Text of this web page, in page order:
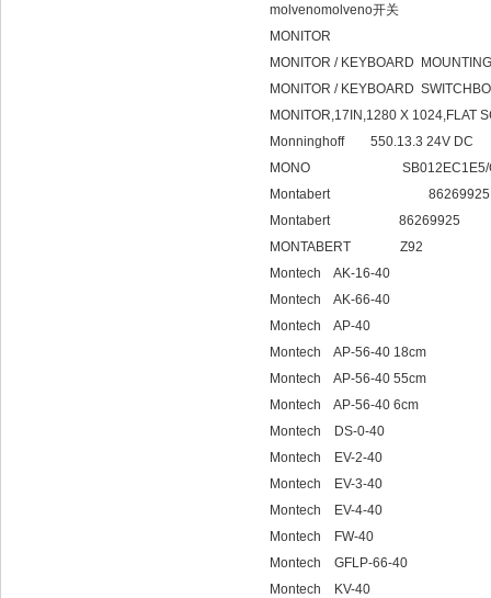
molvenomolveno开关
MONITOR
MONITOR / KEYBOARD MOUNTING
MONITOR / KEYBOARD
MONITOR,17IN,1280 X 1024,FLAT
Monninghoff 550.13.3 24V DC
MONO SB012EC1E5/
Montabert 86269925
Montabert 86269925
MONTABERT Z92
Montech AK-16-40
Montech AK-66-40
Montech AP-40
Montech AP-56-40 18cm
Montech AP-56-40 55cm
Montech AP-56-40 6cm
Montech DS-0-40
Montech EV-2-40
Montech EV-3-40
Montech EV-4-40
Montech FW-40
Montech GFLP-66-40
Montech KV-40